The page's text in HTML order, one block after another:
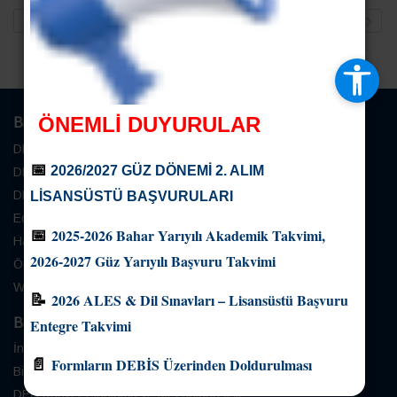
Bilişim Servisleri
DEBİS
DEÜ Bologna İşlemleri
DEÜ Otomasyonlar
Eduroam Kablosuz Ağ Erişimi
Haftalık Ders Programı Sorgulama
Öğretim Üyesi Not Girişi
Web Ders Kayıt
Bağlantılar
İnsan Araştırmaları Etik Kurulu
Birim Faaliyet Raporları
ÖNEMLİ DUYURULAR
📅 2026/2027 GÜZ DÖNEMİ 2. ALIM
LİSANSÜSTÜ BAŞVURULARI
📅2025-2026 Bahar Yarıyılı Akademik Takvimi,
2026-2027 Güz Yarıyılı Başvuru Takvimi
📝2026 ALES & Dil Sınavları – Lisansüstü Başvuru
Entegre Takvimi
📄Formların DEBİS Üzerinden Doldurulması